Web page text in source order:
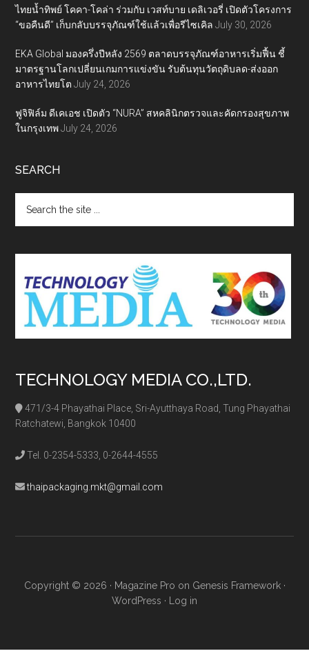
ไทยน้ำทิพย์ โคคา-โคล่า ร่วมกับ เวสท์บาย เดลิเวอรี่ เปิดตัวโครงการ
“ขอคืนดี” เก็บกลับบรรจุภัณฑ์ใช้แล้วเพื่อรีไซเคิล July 30, 2026
EKA Global มองครึ่งปีหลัง 2569 ตลาดบรรจุภัณฑ์อาหารเริ่มฟื้น ชี้
มาตรฐานโลกเปลี่ยนเกมการแข่งขัน รับต้นทุนวัตถุดิบลด-ส่งออก
อาหารไทยโต July 24, 2026
ฟูจิฟิล์ม ดีเคเอช เปิดตัว “NURA” สหคลินิกตรวจและคัดกรองสุขภาพ
ในกรุงเทพ July 24, 2026
SEARCH
the
TECHNOLOGY MEDIA CO.,LTD.
471/3-4 Phayathai Place, Sri-Ayutthaya Road, Tung Phayathai
Ratchatewi, Bangkok 10400
Tel. 0-2354-5333, 0-2644-4555
thaipackaging.mkt@gmail.com
Copyright © 2026 · Magazine Pro on Genesis Framework·
WordPress · Log in